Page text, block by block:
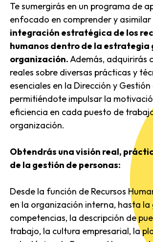
Te sumergirás en un programa de
enfocado en comprender y asimilar
integración estratégica de los
humanos dentro de la estrategia
organización.Además, adquirirás
reales sobre diversas prácticas y
esenciales en la Dirección y Gestión
permitiéndote impulsar la
eficiencia en cada puesto de
organización.
Obtendrás una visión real,
de la gestión de personas:
Desde la función de Recursos
en la organización interna, hasta
competencias, la descripción de
trabajo, la cultura empresarial, la